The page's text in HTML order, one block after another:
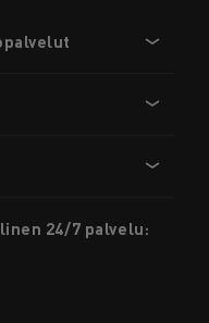
24/7 palvelu: